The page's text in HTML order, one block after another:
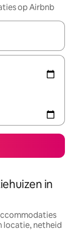
op Airbnb
maak je een keuze
in
locatie, netheid